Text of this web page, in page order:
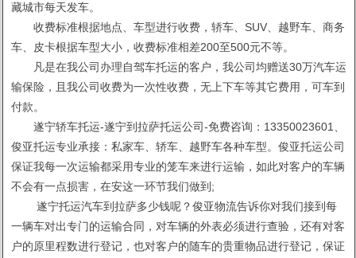
1
藏城市每天发车。
收费标准根据地点、车型进行收费，轿车、SUV、越野车、商务
车、皮卡根据车型大小，收费标准相差200至500元不等。
凡是在我公司办理自驾车托运的客户，我公司均赠送30万汽车运
输保险，且我公司收费为一次性收费，无上下车等其它费用，可车到
付款。
遂宁轿车托运-遂宁到拉萨托运公司-免费咨询：13350023601、
俊亚托运专业承接：私家车、轿车、越野车各种车型。俊亚托运公司
保证我每一次运输都采用专业的笼车来进行运输，如此对客户的车辆
不会有一点损害，在安这一环节我们做到;
遂宁托运汽车到拉萨多少钱呢？俊亚物流告诉你对我们接到每
一辆车对出专门的运输合同，对车辆的外表必须进行查验，还有对客
户的原里程数进行登记，也对客户的随车的贵重物品进行登记，保证